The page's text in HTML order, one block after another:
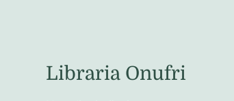
Libraria Onufri